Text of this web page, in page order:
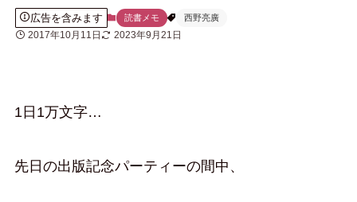
広告を含みます 読書メモ 西野亮廣
2017年10月11日 2023年9月21日
1日1万文字…
先日の出版記念パーティーの間中、